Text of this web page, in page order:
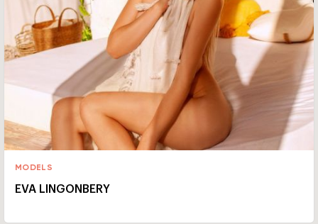
MODELS
EVA LINGONBERY